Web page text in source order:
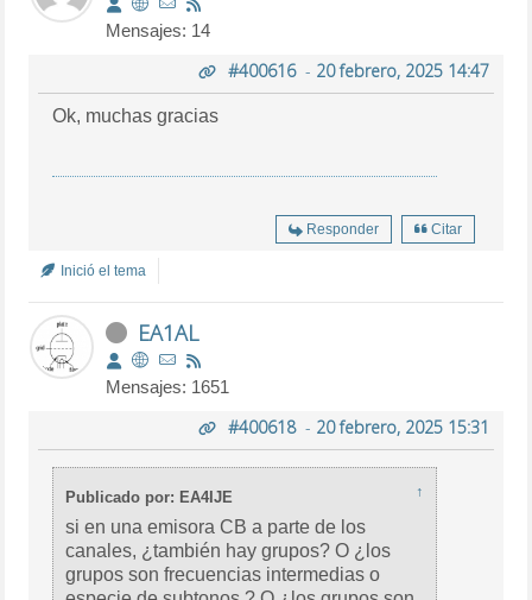
Mensajes: 14
#400616- 20 febrero, 2025 14:47
Ok, muchas gracias
Responder Citar
Inició el tema
EA1AL
Mensajes: 1651
#400618- 20 febrero, 2025 15:31
Publicado por: EA4IJE ↑
si en una emisora CB a parte de los
canales, ¿también hay grupos? O ¿los
grupos son frecuencias intermedias o